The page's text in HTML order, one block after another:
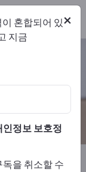
및 공급
12
제조업체 12
스템
×
혼합되어 있
지금
정보 보호정
을 취소할 수